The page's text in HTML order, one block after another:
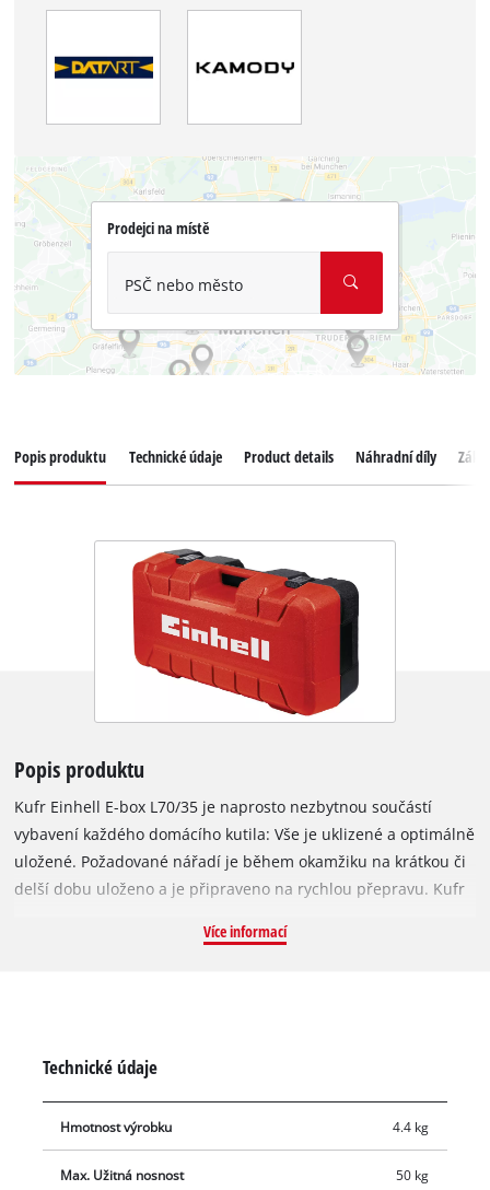
Prodejci na místě
PSČ nebo město
Popis produktu Technické údaje Product details Náhradní díly
Popis produktu
Kufr Einhell E-box L70/35 je naprosto nezbytnou součástí
vybavení každého domácího kutila: Vše je uklizené a optimálně
uložené. Požadované nářadí je během okamžiku na krátkou či
delší dobu uloženo a je připraveno na rychlou přepravu. Kufr
praktický pro přepravu nářadí na požadované místo použití,
box Einhell navíc nabízí maximální nosnost až 50 kg.
Více informací
Technické údaje
Hmotnost výrobku 4.4 kg
Max. Užitná nosnost 50 kg